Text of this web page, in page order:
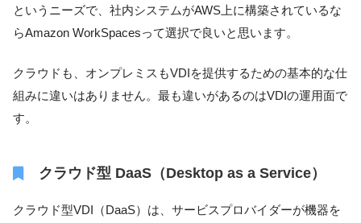
というニーズで、社内システムがAWS上に構築されているな
らAmazon WorkSpacesって選択で良いと思います。
クラウドも、オンプレミスもVDIを提供するための基本的な仕
組みに違いはありません。最も違いがあるのはVDIの運用面で
す。
クラウド型 DaaS（Desktop as a Service）
クラウド型VDI（DaaS）は、サービスプロバイダーが機器を